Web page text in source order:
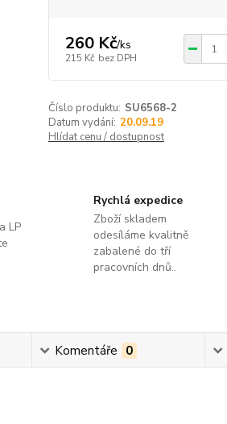
260 Kč/ks
215 Kč bez DPH
Číslo produktu: SU6568-2
Datum vydání: 20.09.19
Hlídat cenu / dostupnost
LP
Rychlá expedice
Zboží skladem
odesíláme kvalitně
zabalené do tří
pracovních dnů..
Komentáře 0